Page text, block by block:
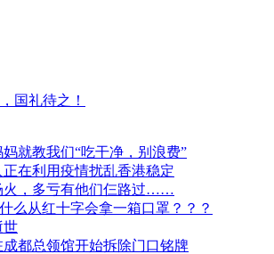
国礼待之！
就教我们“吃干净，别浪费”
在利用疫情扰乱香港稳定
火，多亏有他们仨路过……
么从红十字会拿一箱口罩？？？
世
成都总领馆开始拆除门口铭牌